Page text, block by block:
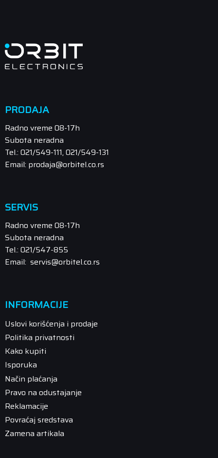
PRODAJA
Radno vreme 08-17h
Subota neradna
Tel.: 021/549-111, 021/549-131
Email: prodaja@orbitel.co.rs
SERVIS
Radno vreme 08-17h
Subota neradna
Tel.: 021/547-855
Email: servis@orbitel.co.rs
INFORMACIJE
Uslovi korišćenja i prodaje
Politika privatnosti
Kako kupiti
Isporuka
Način plaćanja
Pravo na odustajanje
Reklamacije
Povraćaj sredstava
Zamena artikala